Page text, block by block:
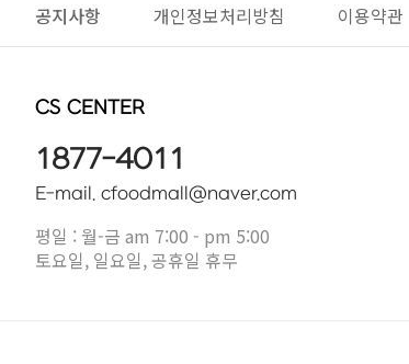
공지사항 개인정보처리방침 이용약관
CS CENTER
1877-4011
E-mail. cfoodmall@naver.com
평일 : 월-금 am 7:00 - pm 5:00
토요일, 일요일, 공휴일 휴무